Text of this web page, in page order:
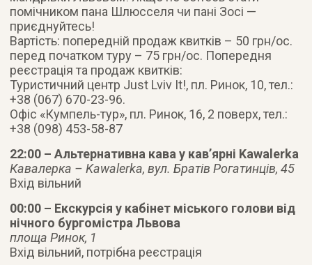
помічником пана Шлюсселя чи пані Зосі —
приєднуйтесь!
Вартість: попередній продаж квитків – 50 грн/ос.
перед початком туру – 75 грн/ос. Попередня
реєстрація та продаж квитків:
Туристичний центр Just Lviv It!, пл. Ринок, 10, тел.:
+38 (067) 670-23-96.
Офіс «Кумпель-тур», пл. Ринок, 16, 2 поверх, тел.:
+38 (098) 453-58-87
22:00 – Альтернативна кава у кав’ярні Kawalerka
Кавалерка – Kawalerka, вул. Братів Рогатинців, 45
Вхід вільний
00:00 – Екскурсія у кабінет міського голови від
нічного бургомістра Львова
площа Ринок, 1
Вхід вільний, потрібна реєстрація